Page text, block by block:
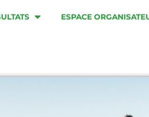
ESPACE